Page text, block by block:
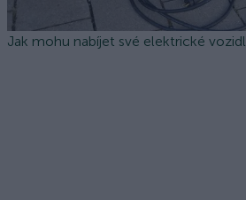
Jak mohu nabíjet své elektrické